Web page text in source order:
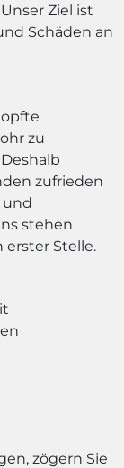
Ziel ist
Schäden an
zu
zufrieden
und
stehen
Stelle.
zögern Sie